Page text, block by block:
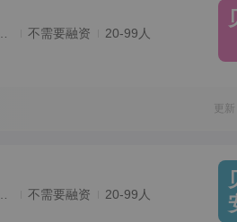
不需要融资 20-99人
更
不需要融资 20-99人